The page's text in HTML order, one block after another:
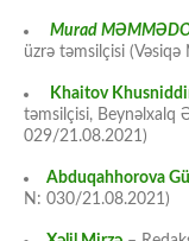
Murad
üzrə təmsilçisi
Khaitov
təmsilçisi, Beynəlxalq
029/21.08.2021)
Abduqahhorova
N: 030/21.08.2021)